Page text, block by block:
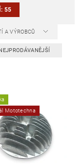
55
A VÝROBCŮ
NEJPRODÁVANĚJŠÍ
Mototechna